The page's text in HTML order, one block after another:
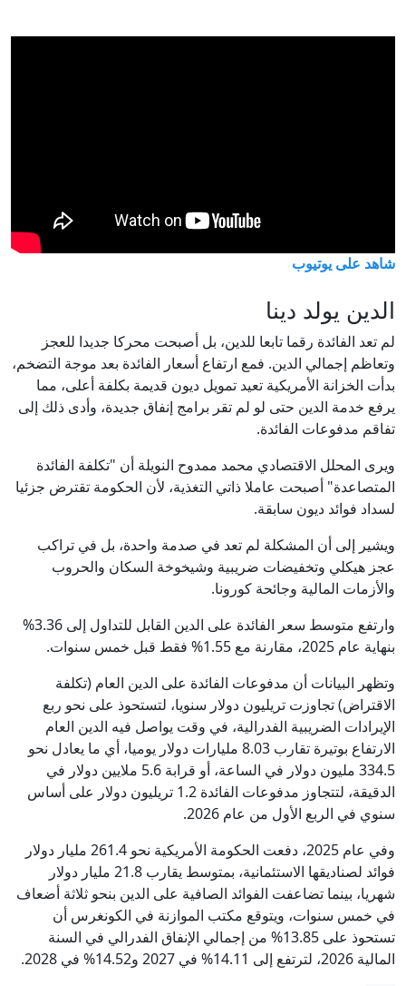
شاهد على يوتيوب
الدين يولد دينا
لم تعد الفائدة رقما تابعا للدين، بل أصبحت محركا جديدا للعجز
وتعاظم إجمالي الدين. فمع ارتفاع أسعار الفائدة بعد موجة التضخم،
بدأت الخزانة الأمريكية تعيد تمويل ديون قديمة بكلفة أعلى، مما
يرفع خدمة الدين حتى لو لم تقر برامج إنفاق جديدة، وأدى ذلك إلى
تفاقم مدفوعات الفائدة.
ويرى المحلل الاقتصادي محمد ممدوح النويلة أن "تكلفة الفائدة
المتصاعدة" أصبحت عاملا ذاتي التغذية، لأن الحكومة تقترض جزئيا
لسداد فوائد ديون سابقة.
ويشير إلى أن المشكلة لم تعد في صدمة واحدة، بل في تراكب
عجز هيكلي وتخفيضات ضريبية وشيخوخة السكان والحروب
والأزمات المالية وجائحة كورونا.
وارتفع متوسط سعر الفائدة على الدين القابل للتداول إلى 3.36%
بنهاية عام 2025، مقارنة مع 1.55% فقط قبل خمس سنوات.
وتظهر البيانات أن مدفوعات الفائدة على الدين العام (تكلفة
الاقتراض) تجاوزت تريليون دولار سنويا، لتستحوذ على نحو ربع
الإيرادات الضريبية الفدرالية، في وقت يواصل فيه الدين العام
الارتفاع بوتيرة تقارب 8.03 مليارات دولار يوميا، أي ما يعادل نحو
334.5 مليون دولار في الساعة، أو قرابة 5.6 ملايين دولار في
الدقيقة، لتتجاوز مدفوعات الفائدة 1.2 تريليون دولار على أساس
سنوي في الربع الأول من عام 2026.
وفي عام 2025، دفعت الحكومة الأمريكية نحو 261.4 مليار دولار
فوائد لصناديقها الاستئمانية، بمتوسط يقارب 21.8 مليار دولار
شهريا، بينما تضاعفت الفوائد الصافية على الدين بنحو ثلاثة أضعاف
في خمس سنوات، ويتوقع مكتب الموازنة في الكونغرس أن
تستحوذ على 13.85% من إجمالي الإنفاق الفدرالي في السنة
المالية 2026، لترتفع إلى 14.11% في 2027 و14.52% في 2028.